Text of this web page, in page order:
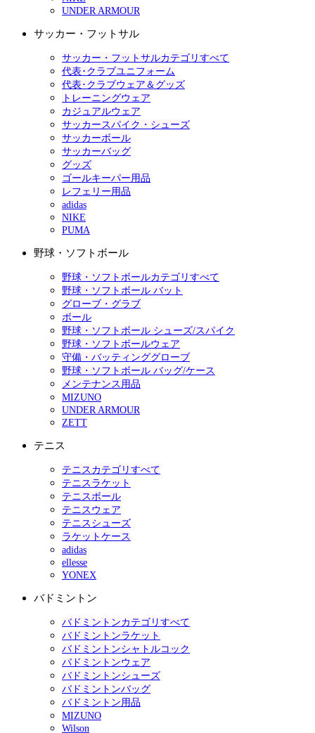
UNDER ARMOUR
サッカー・フットサル
サッカー・フットサルカテゴリすべて
代表･クラブユニフォーム
代表･クラブウェア＆グッズ
トレーニングウェア
カジュアルウェア
サッカースパイク・シューズ
サッカーボール
サッカーバッグ
グッズ
ゴールキーパー用品
レフェリー用品
adidas
NIKE
PUMA
野球・ソフトボール
野球・ソフトボールカテゴリすべて
野球・ソフトボール バット
グローブ・グラブ
ボール
野球・ソフトボール シューズ/スパイク
野球・ソフトボールウェア
守備・バッティンググローブ
野球・ソフトボール バッグ/ケース
メンテナンス用品
MIZUNO
UNDER ARMOUR
ZETT
テニス
テニスカテゴリすべて
テニスラケット
テニスボール
テニスウェア
テニスシューズ
ラケットケース
adidas
ellesse
YONEX
バドミントン
バドミントンカテゴリすべて
バドミントンラケット
バドミントンシャトルコック
バドミントンウェア
バドミントンシューズ
バドミントンバッグ
バドミントン用品
MIZUNO
Wilson